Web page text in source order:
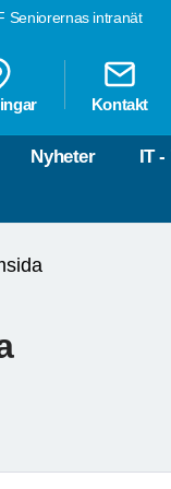
Seniorernas intranät
Kontakt
Nyheter IT